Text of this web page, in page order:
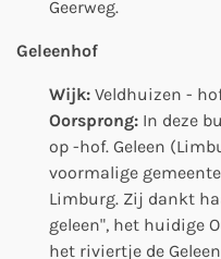
Geerweg.
Geleenhof
Wijk: Veldhuizen -
Oorsprong: In deze
op -hof. Geleen
voormalige
Limburg. Zij dankt
geleen", het huidige
het riviertje de Geleen